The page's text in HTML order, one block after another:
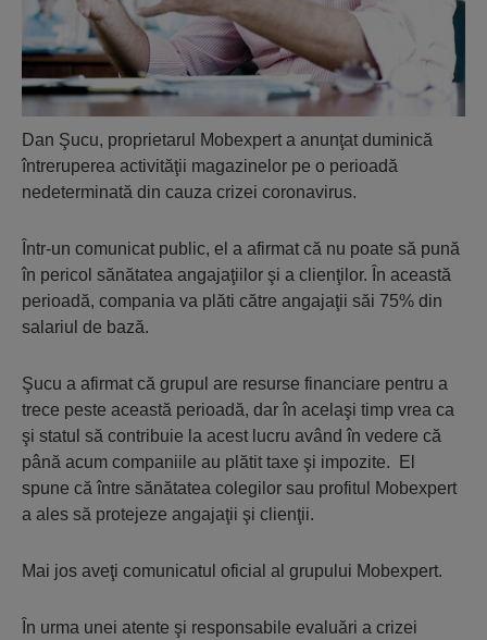
Dan Şucu, proprietarul Mobexpert a anunţat duminică
întreruperea activităţii magazinelor pe o perioadă
nedeterminată din cauza crizei coronavirus.
Într-un comunicat public, el a afirmat că nu poate să pună
în pericol sănătatea angajaţiilor şi a clienţilor. În această
perioadă, compania va plăti către angajaţii săi 75% din
salariul de bază.
Şucu a afirmat că grupul are resurse financiare pentru a
trece peste această perioadă, dar în acelaşi timp vrea ca
şi statul să contribuie la acest lucru având în vedere că
până acum companiile au plătit taxe şi impozite. El
spune că între sănătatea colegilor sau profitul Mobexpert
a ales să protejeze angajaţii şi clienţii.
Mai jos aveţi comunicatul oficial al grupului Mobexpert.
În urma unei atente şi responsabile evaluări a crizei